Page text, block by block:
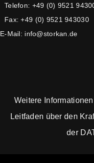
Telefon: +49 (0) 9521
Fax: +49 (0) 9521 943030
E-Mail: info@storkan.de
Weitere
Leitfaden über den
der